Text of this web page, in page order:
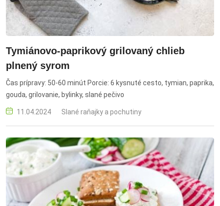
Tymiánovo-paprikový grilovaný chlieb
plnený syrom
Čas prípravy: 50-60 minút Porcie: 6 kysnuté cesto, tymian, paprika,
gouda, grilovanie, bylinky, slané pečivo
11.04.2024 Slané raňajky a pochutiny